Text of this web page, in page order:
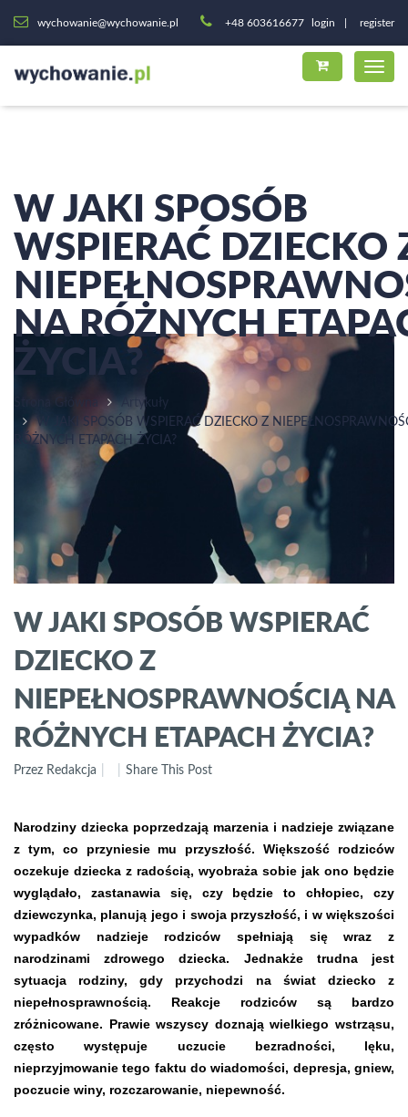
wychowanie@wychowanie.pl +48 603616677 login register
W JAKI SPOSÓB
WSPIERAĆ DZIECKO
NA RÓŻNYCH
ŻYCIA?
Artykuły
W JAKI SPOSÓB WSPIERAĆ DZIECKO Z
RÓŻNYCH ETAPACH ŻYCIA?
W JAKI SPOSÓB WSPIERAĆ
DZIECKO Z
NIEPEŁNOSPRAWNOŚCIĄ NA
RÓŻNYCH ETAPACH ŻYCIA?
Przez Redakcja Share This Post
Narodziny dziecka poprzedzają marzenia i nadzieje związane
z tym, co przyniesie mu przyszłość. Większość rodziców
oczekuje dziecka z radością, wyobraża sobie jak ono będzie
wyglądało, zastanawia się, czy będzie to chłopiec, czy
dziewczynka, planują jego i swoja przyszłość, i w większości
wypadków nadzieje rodziców spełniają się wraz z
narodzinami zdrowego dziecka. Jednakże trudna jest
sytuacja rodziny, gdy przychodzi na świat dziecko z
niepełnosprawnością. Reakcje rodziców są bardzo
zróżnicowane. Prawie wszyscy doznają wielkiego wstrząsu,
często występuje uczucie bezradności, lęku,
nieprzyjmowanie tego faktu do wiadomości, depresja, gniew,
poczucie winy, rozczarowanie, niepewność.